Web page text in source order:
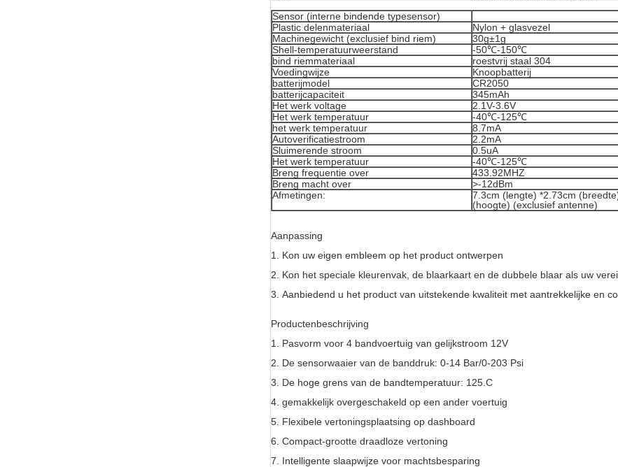
Sensor (interne bindende typesensor)
Plastic delenmateriaal
Nylon + glasvezel
Machinegewicht (exclusief bind riem)
30g±1g
Shell-temperatuurweerstand
-50℃-150℃
bind riemmateriaal
roestvrij staal 304
Voedingwijze
Knoopbatterij
batterijmodel
CR2050
batterijcapaciteit
345mAh
Het werk voltage
2.1V-3.6V
Het werk temperatuur
-40℃-125℃
het werk temperatuur
8.7mA
Autoverificatiestroom
2.2mA
Sluimerende stroom
0.5uA
Het werk temperatuur
-40℃-125℃
Breng frequentie over
433.92MHZ
Breng macht over
>-12dBm
Afmetingen:
7.3cm (lengte) *2.73cm
(hoogte) (exclusief antenne)
Aanpassing
1. Kon uw eigen embleem op het product ontwerpen
2. Kon het speciale kleurenvak, de blaarkaart en de dubbele blaar als uw
3. Aanbiedend u het product van uitstekende kwaliteit met aantrekkelijke en
Productenbeschrijving
1. Pasvorm voor 4 bandvoertuig van gelijkstroom 12V
2. De sensorwaaier van de banddruk: 0-14 Bar/0-203 Psi
3. De hoge grens van de bandtemperatuur: 125.C
4. gemakkelijk overgeschakeld op een ander voertuig
5. Flexibele vertoningsplaatsing op dashboard
6. Compact-grootte draadloze vertoning
7. Intelligente slaapwijze voor machtsbesparing